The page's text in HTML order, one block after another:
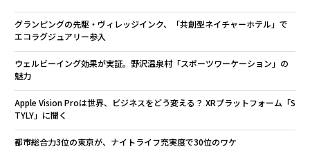
グランピングの先駆・ヴィレッジインク、「共創型ネイチャーホテル」で
エコラグジュアリー参入
ウェルビーイング効果が実証。野沢温泉村「スポーツワーケーション」の
魅力
Apple Vision Proは世界、ビジネスをどう変える？ XRプラットフォーム「S
TYLY」に聞く
都市総合力3位の東京が、ナイトライフ充実度で30位のワケ